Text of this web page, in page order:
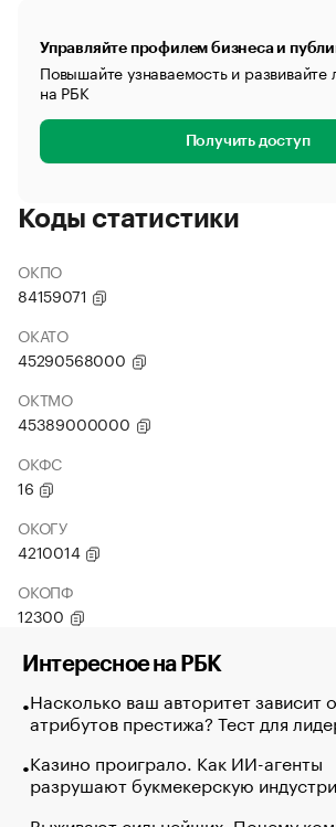
Управляйте профилем бизнеса и
Повышайте узнаваемость и
на РБК
Получить доступ
Коды статистики
ОКПО
84159071
ОКАТО
45290568000
ОКТМО
45389000000
ОКФС
16
ОКОГУ
4210014
ОКОПФ
12300
Интересное на РБК
Насколько ваш авторитет зависит
атрибутов престижа? Тест для
Казино проиграло. Как ИИ-агенты
разрушают букмекерскую